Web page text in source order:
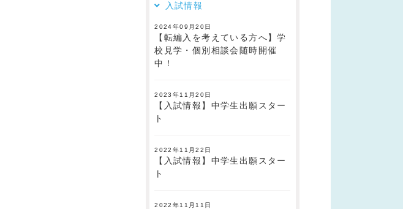
入試情報
2024年09月20日
【転編入を考えている方へ】学
校見学・個別相談会随時開催
中！
2023年11月20日
【入試情報】中学生出願スター
ト
2022年11月22日
【入試情報】中学生出願スター
ト
2022年11月11日